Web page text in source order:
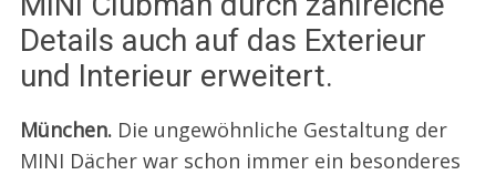
Details auch auf das Exterieur
und Interieur erweitert.
München.Die ungewöhnliche Gestaltung der
MINI Dächer war schon immer ein besonderes